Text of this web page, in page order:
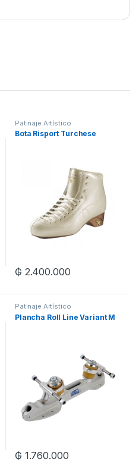
Patinaje Artístico
Bota Risport Turchese
₲ 2.400.000
Patinaje Artístico
Plancha Roll Line Variant M
₲ 1.760.000